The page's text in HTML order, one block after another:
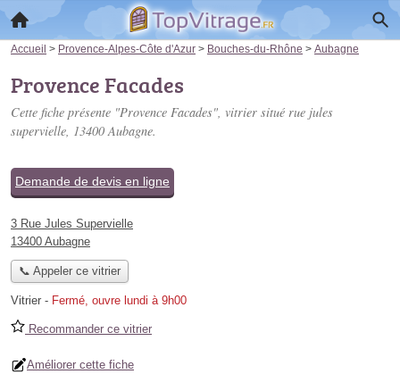
Accueil > Provence-Alpes-Côte d'Azur > Bouches-du-Rhône > Aubagne
Provence Facades
Cette fiche présente "Provence Facades", vitrier situé rue jules
supervielle, 13400 Aubagne.
Demande de devis en ligne
3 Rue Jules Supervielle
13400 Aubagne
📞 Appeler ce vitrier
Vitrier - Fermé, ouvre lundi à 9h00
Recommander ce vitrier
Améliorer cette fiche